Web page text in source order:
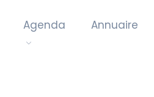
Agenda Annuaire